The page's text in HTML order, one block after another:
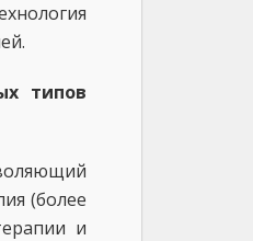
типов
(более
и